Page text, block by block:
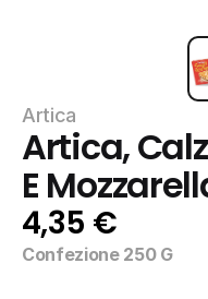
Artica
Artica,
E
4,35 €
Confezione 250 G